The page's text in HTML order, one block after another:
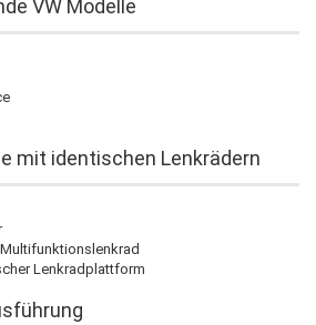
VW Modelle
mit identischen Lenkrädern
Lenkradplattform